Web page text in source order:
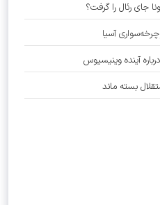
جای رئال را گرفت؟
آسیا
آینده وینیسیوس
بسته ماند